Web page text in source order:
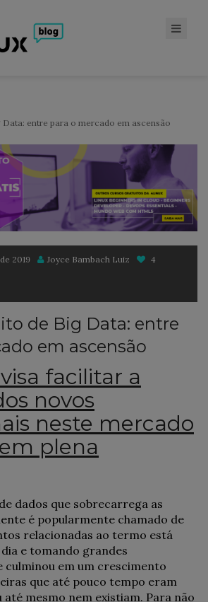
entre para o mercado em ascensão
2019 Joyce Bambach Luiz 4
de Big Data: entre
em ascensão
facilitar a
novos
neste mercado
plena
dados que sobrecarrega as
é popularmente chamado de
relacionadas ao termo está
e tomando grandes
culminou em um crescimento
que até pouco tempo eram
até mesmo nem existiam. Para não